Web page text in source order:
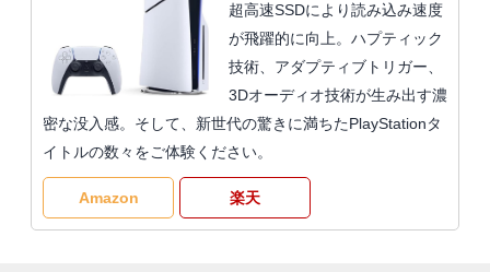
超高速SSDにより読み込み速度
が飛躍的に向上。ハプティック
技術、アダプティブトリガー、
3Dオーディオ技術が生み出す濃
密な没入感。そして、新世代の驚きに満ちたPlayStationタ
イトルの数々をご体験ください。
Amazon 楽天